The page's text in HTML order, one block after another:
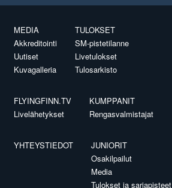
MEDIA
Akkreditointi
Uutiset
Kuvagalleria
TULOKSET
SM-pistetilanne
Livetulokset
Tulosarkisto
FLYINGFINN.TV
Livelähetykset
KUMPPANIT
Rengasvalmistajat
YHTEYSTIEDOT
JUNIORIT
Osakilpailut
Media
Tulokset ja sarjapisteet